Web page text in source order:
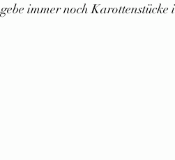
gebe immer noch Karottenstücke